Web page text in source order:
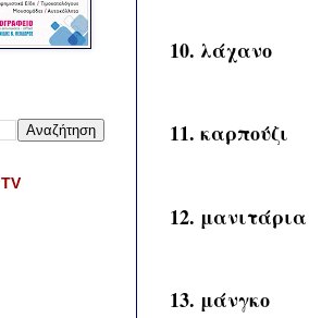
10. λάχανο
11. καρπούζι
12. μανιτάρια
13. μάνγκο